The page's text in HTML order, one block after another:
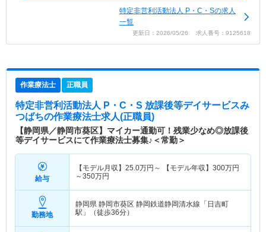
特定非営利活動法人 P・C・Sの求人
一覧
更新日：2026/05/26 求人番号：9125618
作業療法士 正職員
特定非営利活動法人 P・C・S 放課後等デイサービスみ
つばちの作業療法士求人(正職員)
【静岡県／静岡市葵区】マイカー通勤可！残業少なめ◎放課後
等デイサービスにて作業療法士募集♪＜常勤＞
給与
【モデル月収】 25.0万円～ 【モデル年収】 300万円
～350万円
勤務地
静岡県 静岡市葵区 静岡鉄道静岡清水線「日吉町
駅」（徒歩36分）